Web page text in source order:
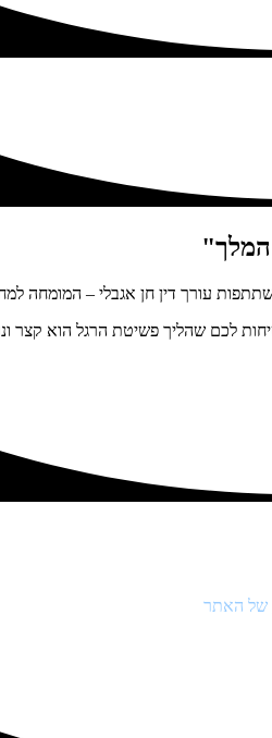
עורך דין חן אגבלי – המומחה
לכם שהליך פשיטת הרגל הוא קצר
של האתר